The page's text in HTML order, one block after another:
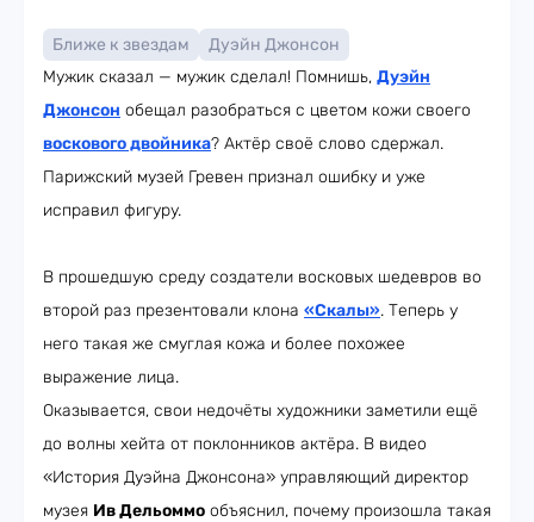
Ближе к звездам
Дуэйн Джонсон
Мужик сказал — мужик сделал! Помнишь, Дуэйн
Джонсон обещал разобраться с цветом кожи своего
воскового двойника? Актёр своё слово сдержал.
Парижский музей Гревен признал ошибку и уже
исправил фигуру.
В прошедшую среду создатели восковых шедевров во
второй раз презентовали клона «Скалы». Теперь у
него такая же смуглая кожа и более похожее
выражение лица.
Оказывается, свои недочёты художники заметили ещё
до волны хейта от поклонников актёра. В видео
«История Дуэйна Джонсона» управляющий директор
музея Ив Дельоммо объяснил, почему произошла такая